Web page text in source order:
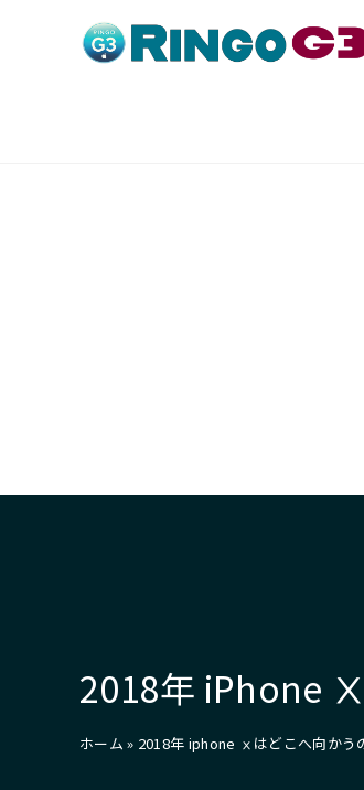
2018年 iPhone
ホーム » 2018年 iphone ⅹはどこへ向かう